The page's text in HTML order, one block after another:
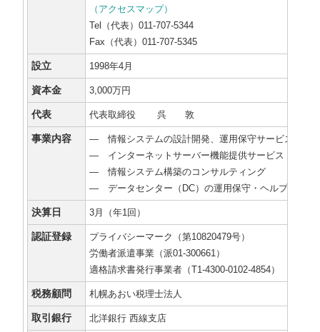
（アクセスマップ）
Tel（代表）011-707-5344
Fax（代表）011-707-5345
設立 1998年4月
資本金 3,000万円
代表 代表取締役 呉 敦
事業内容
― 情報システムの設計開発、運用保守サービス
― インターネットサーバー機能提供サービス
― 情報システム構築のコンサルティング
― データセンター（DC）の運用保守・ヘルプデスク
決算日 3月（年1回）
認証登録
プライバシーマーク（第10820479号）
労働者派遣事業（派01-300661）
適格請求書発行事業者（T1-4300-0102-4854）
税務顧問 札幌あおい税理士法人
取引銀行 北洋銀行 西線支店